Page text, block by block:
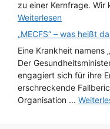
zu einer Kernfrage. Wir
Weiterlesen
„MECFS“ – was heißt
Eine Krankheit namens
Der
engagiert sich für ihre
erschreckende
Organisation ...